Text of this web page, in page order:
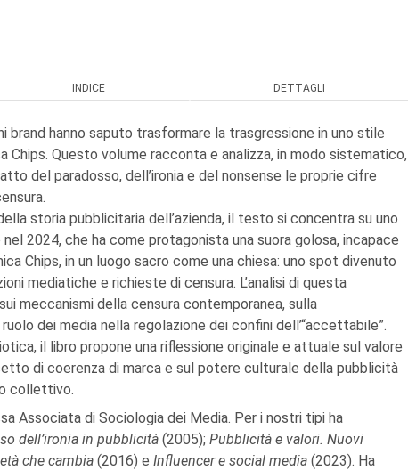
INDICE DETTAGLI
brand hanno saputo trasformare la trasgressione in uno stile
Chips. Questo volume racconta e analizza, in modo sistematico,
del paradosso, dell’ironia e del nonsense le proprie cifre
storia pubblicitaria dell’azienda, il testo si concentra su uno
2024, che ha come protagonista una suora golosa, incapace
Chips, in un luogo sacro come una chiesa: uno spot divenuto
mediatiche e richieste di censura. L’analisi di questa
meccanismi della censura contemporanea, sulla
dei media nella regolazione dei confini dell’“accettabile”.
il libro propone una riflessione originale e attuale sul valore
di coerenza di marca e sul potere culturale della pubblicità
collettivo.
Associata di Sociologia dei Media. Per i nostri tipi ha
dell’ironia in pubblicità (2005); Pubblicità e valori. Nuovi
che cambia (2016) e Influencer e social media (2023). Ha